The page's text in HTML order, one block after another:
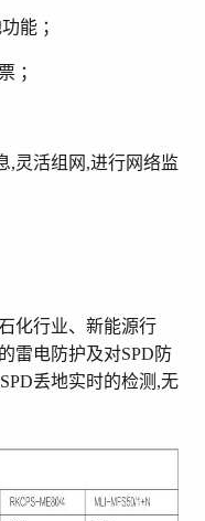
能 ；
；
,灵活组网,进行网络监
化行业、新能源行
雷电防护及对SPD防
丢地实时的检测,无